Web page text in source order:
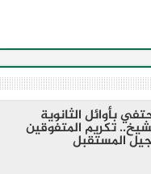
بأوائل الثانوية
تكريم المتفوقين
المستقبل